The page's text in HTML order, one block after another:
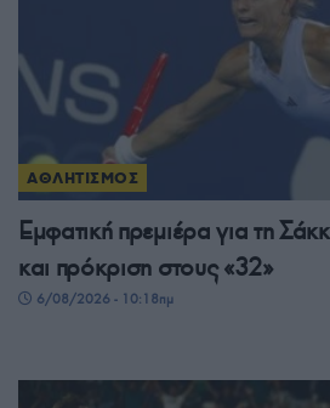
ΑΘΛΗΤΙΣΜΟΣ
Εμφατική πρεμιέρα για τη
και πρόκριση στους «32»
6/08/2026 - 10:18πμ